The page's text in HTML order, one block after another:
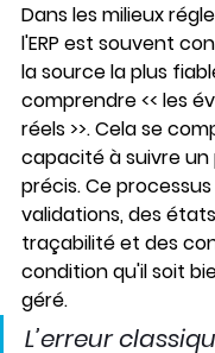
Dans les milieux
l'ERP est souvent
la source la plus
comprendre << les
réels >>. Cela se
capacité à suivre un
précis. Ce
validations, des
traçabilité et des
condition qu'il soit
géré.
L’erreur